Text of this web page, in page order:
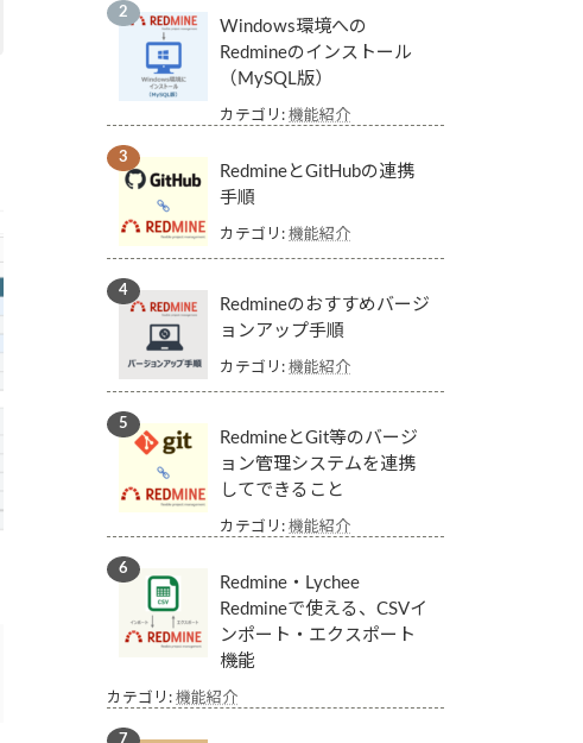
Windows環境への
Redmineのインストール
（MySQL版）
カテゴリ:機能紹介
RedmineとGitHubの連携
手順
カテゴリ:機能紹介
Redmineのおすすめバージ
ョンアップ手順
カテゴリ:機能紹介
RedmineとGit等のバージ
ョン管理システムを連携
してできること
カテゴリ:機能紹介
Redmine・Lychee
Redmineで使える、CSVイ
ンポート・エクスポート
機能
カテゴリ:機能紹介